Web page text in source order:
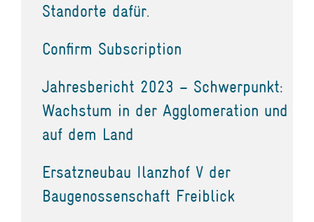
Standorte dafür.
Confirm Subscription
Jahresbericht 2023 – Schwerpunkt:
Wachstum in der Agglomeration und
auf dem Land
Ersatzneubau Ilanzhof V der
Baugenossenschaft Freiblick